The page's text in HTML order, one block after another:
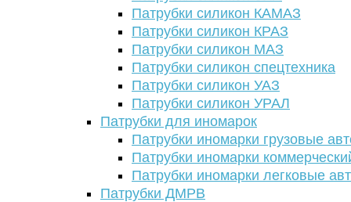
Патрубки силикон КАМАЗ
Патрубки силикон КРАЗ
Патрубки силикон МАЗ
Патрубки силикон спецтехника
Патрубки силикон УАЗ
Патрубки силикон УРАЛ
Патрубки для иномарок
Патрубки иномарки грузовые
Патрубки иномарки
Патрубки иномарки легковые
Патрубки ДМРВ